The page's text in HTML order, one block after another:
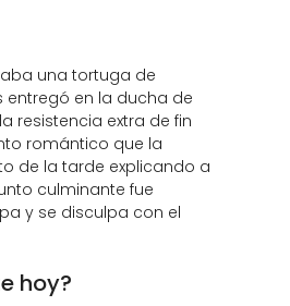
una tortuga de
en la ducha de
resistencia extra de fin
romántico que la
de la tarde explicando a
culminante fue
y se disculpa con el
hoy?